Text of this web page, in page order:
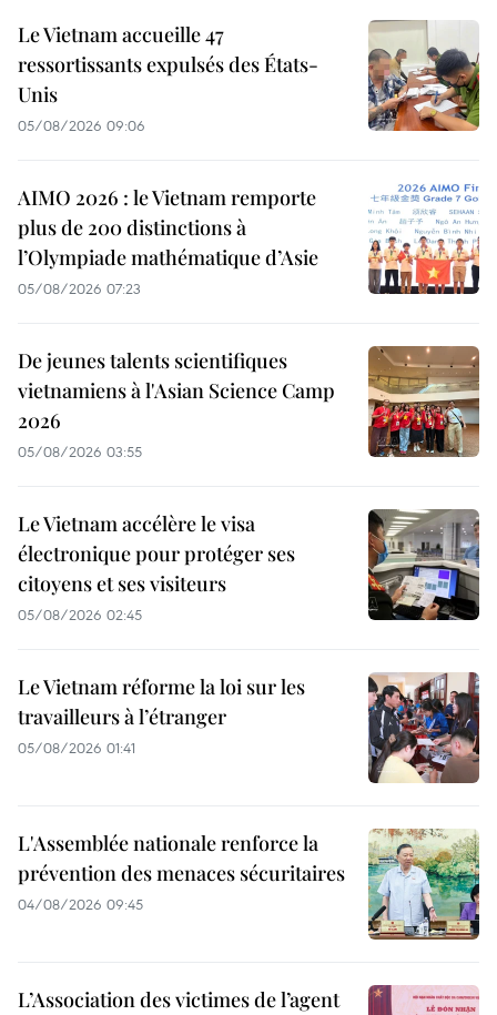
Le Vietnam accueille 47
ressortissants expulsés des États-
Unis
05/08/2026 09:06
AIMO 2026 : le Vietnam remporte
plus de 200 distinctions à
l’Olympiade mathématique d’Asie
05/08/2026 07:23
De jeunes talents scientifiques
vietnamiens à l'Asian Science Camp
2026
05/08/2026 03:55
Le Vietnam accélère le visa
électronique pour protéger ses
citoyens et ses visiteurs
05/08/2026 02:45
Le Vietnam réforme la loi sur les
travailleurs à l’étranger
05/08/2026 01:41
L'Assemblée nationale renforce la
prévention des menaces sécuritaires
04/08/2026 09:45
L’Association des victimes de l’agent